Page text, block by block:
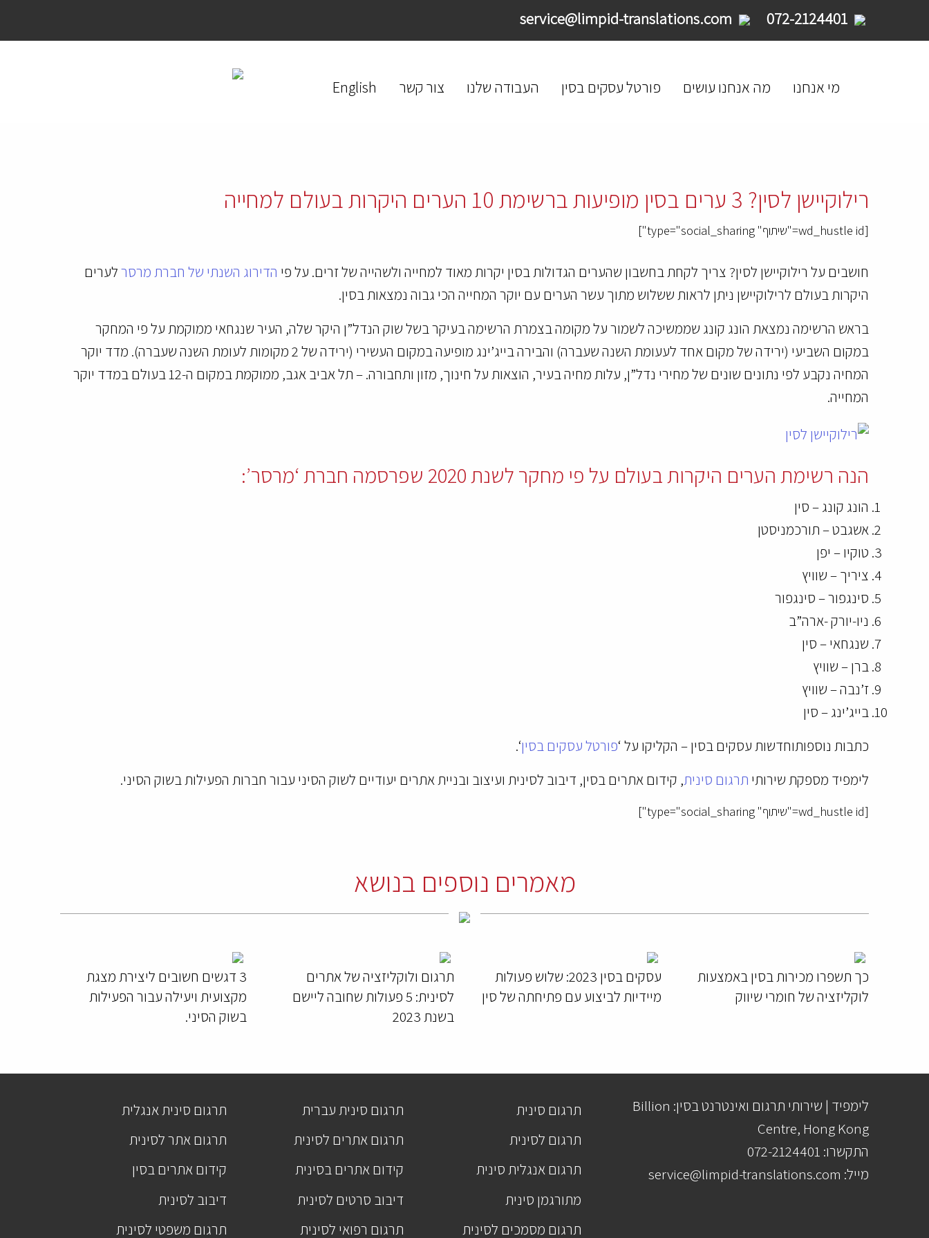
מי אנחנו מה אנחנו עושים פורטל עסקים בסין העבודה שלנו צור קשר English
רילוקיישן לסין? 3 ערים בסין מופיעות ברשימת 10 הערים היקרות בעולם למחייה
[wd_hustle id="שיתוף" type="social_sharing"]
חושבים על רילוקיישן לסין? צריך לקחת בחשבון שהערים הגדולות בסין יקרות מאוד למחייה ולשהייה של זרים. על פי הדירוג השנתי של חברת מרסרלערים
היקרות בעולם לרילוקיישן ניתן לראות ששלוש מתוך עשר הערים עם יוקר המחייה הכי גבוה נמצאות בסין.
בראש הרשימה נמצאת הונג קונג שממשיכה לשמור על מקומה בצמרת הרשימה בעיקר בשל שוק הנדל”ן היקר שלה, העיר שנגחאי ממוקמת על פי המחקר
במקום השביעי (ירידה של מקום אחד לעעומת השנה שעברה) והבירה בייג’ינג מופיעה במקום העשירי (ירידה של 2 מקומות לעומת השנה שעברה). מדד יוקר
המחיה נקבע לפי נתונים שונים של מחירי נדל”ן, עלות מחיה בעיר, הוצאות על חינוך, מזון ותחבורה. – תל אביב אגב, ממוקמת במקום ה-12 בעולם במדד יוקר
המחייה.
הנה רשימת הערים היקרות בעולם על פי מחקר לשנת 2020 שפרסמה חברת ‘מרסר’:
הונג קונג – סין
אשגבט – תורכמניסטן
טוקיו – יפן
ציריך – שוויץ
סינגפור – סינגפור
ניו-יורק -ארה”ב
שנגחאי – סין
ברן – שוויץ
ז’נבה – שוויץ
בייג’ינג – סין
כתבות נוספותוחדשות עסקים בסין – הקליקו על ‘פורטל עסקים בסין‘.
לימפיד מספקת שירותי תרגום סינית, קידום אתרים בסין, דיבוב לסינית ועיצוב ובניית אתרים יעודיים לשוק הסיני עבור חברות הפעילות בשוק הסיני.
[wd_hustle id="שיתוף" type="social_sharing"]
מאמרים נוספים בנושא
כך תשפרו מכירות בסין באמצעות
לוקליזציה של חומרי שיווק
עסקים בסין 2023: שלוש פעולות
מיידיות לביצוע עם פתיחתה של סין
תרגום ולוקליזציה של אתרים
לסינית: 5 פעולות שחובה ליישם
בשנת 2023
3 דגשים חשובים ליצירת מצגת
מקצועית ויעילה עבור הפעילות
בשוק הסיני.
לימפיד | שירותי תרגום ואינטרנט בסין: Billion
Centre, Hong Kong
התקשרו: 072-2124401
מייל: service@limpid-translations.com
תרגום סינית תרגום סינית עברית
תרגום סינית אנגלית
תרגום לסינית
תרגום אתרים לסינית
תרגום אתר לסינית
תרגום אנגלית סינית
קידום אתרים בסינית
קידום אתרים בסין
מתורגמן סינית
דיבוב סרטים לסינית
דיבוב לסינית
תרגום מסמכים לסינית
תרגום רפואי לסינית תרגום משפטי לסינית